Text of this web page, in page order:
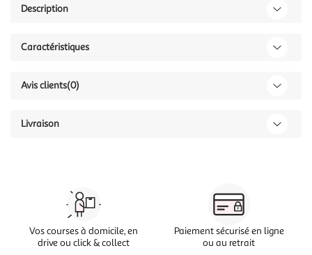
Description
Caractéristiques
Avis clients(0)
Livraison
Vos courses à domicile, en
drive ou click & collect
Paiement sécurisé en ligne
ou au retrait